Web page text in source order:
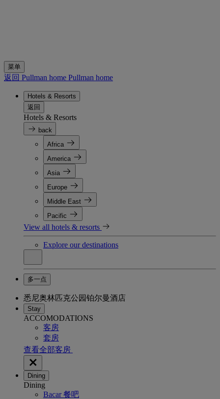
菜单
返回 Pullman home Pullman home
Hotels & Resorts
返回
Hotels & Resorts
back
Africa
America
Asia
Europe
Middle East
Pacific
View all hotels & resorts
Explore our destinations
多一点
悉尼奥林匹克公园铂尔曼酒店
Stay
ACCOMODATIONS
客房
套房
查看全部客房
Dining
Dining
Bacar 餐吧